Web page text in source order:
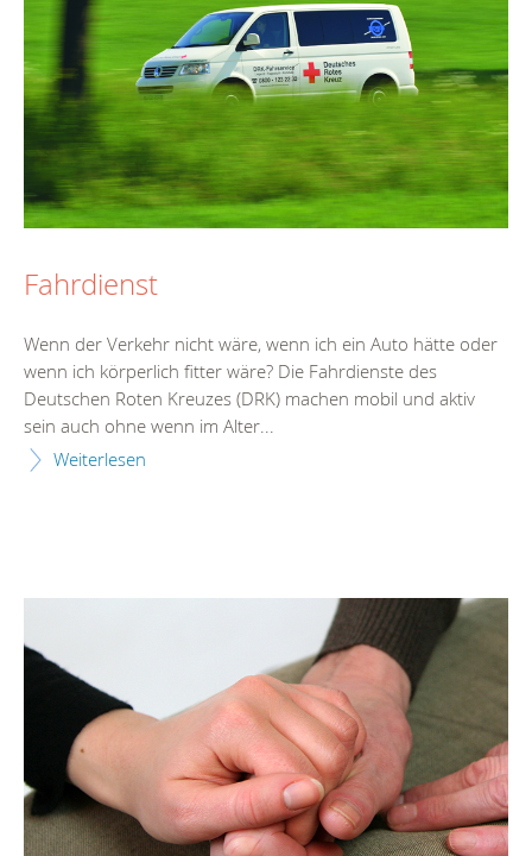
Fahrdienst
Wenn der Verkehr nicht wäre, wenn ich ein Auto hätte oder
wenn ich körperlich fitter wäre? Die Fahrdienste des
Deutschen Roten Kreuzes (DRK) machen mobil und aktiv
sein auch ohne wenn im Alter...
Weiterlesen